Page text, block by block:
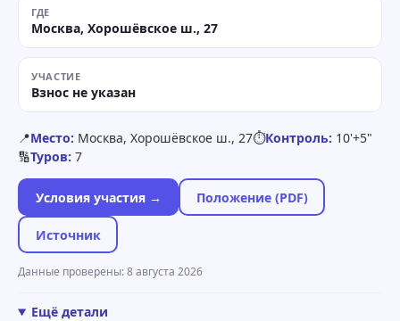
ГДЕ
Москва, Хорошёвское ш., 27
УЧАСТИЕ
Взнос не указан
📍Место: Москва, Хорошёвское ш., 27⏱Контроль: 10'+5"
🔢Туров: 7
Условия участия → Положение (PDF)
Источник
Данные проверены: 8 августа 2026
Ещё детали